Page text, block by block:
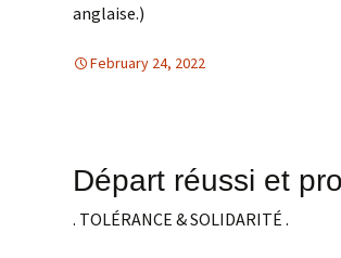
anglaise.)
February 24, 2022
Départ réussi et
. TOLÉRANCE & SOLIDARITÉ .